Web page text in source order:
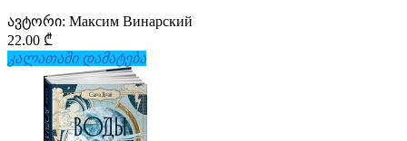
ავტორი: Максим Винарский
22.00 ₾
კალათაში დამატება